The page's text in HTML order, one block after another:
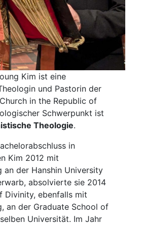
Kim ist eine
und Pastorin der
in the Republic of
Schwerpunkt ist
Theologie.
in
Kim 2012 mit
an der Hanshin University
absolvierte sie 2014
Divinity, ebenfalls mit
an der Graduate School of
Universität. Im Jahr